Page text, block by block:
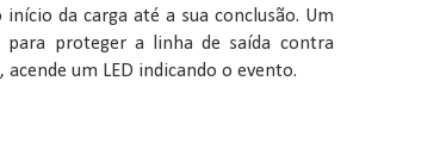
da carga até a sua conclusão. Um
para proteger a linha de saída contra
um LED indicando o evento.